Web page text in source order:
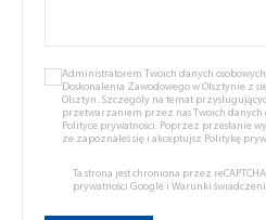
Administratorem Twoich danych
Doskonalenia Zawodowego w Olsztynie z
Olsztyn. Szczegóły na temat
przetwarzaniem przez nas Twoich danych
Polityce prywatności. Poprzez przesłanie
że zapoznałeś się i akceptujsz Politykę
Ta strona jest chroniona przez
prywatności Google i Warunki